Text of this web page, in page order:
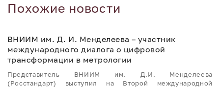
Похожие новости
ВНИИМ им. Д. И. Менделеева – участник
международного диалога о цифровой
трансформации в метрологии
Представитель ВНИИМ им. Д.И. Менделеева
(Росстандарт) выступил на Второй международной